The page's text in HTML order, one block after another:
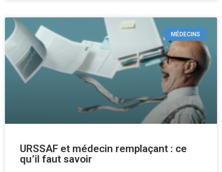
MÉDECINS
URSSAF et médecin remplaçant : ce
qu’il faut savoir